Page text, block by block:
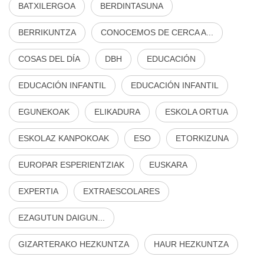
BATXILERGOA BERDINTASUNA
BERRIKUNTZA CONOCEMOS DE CERCA A...
COSAS DEL DÍA DBH EDUCACIÓN
EDUCACIÓN INFANTIL EDUCACIÓN INFANTIL
EGUNEKOAK ELIKADURA ESKOLA ORTUA
ESKOLAZ KANPOKOAK ESO ETORKIZUNA
EUROPAR ESPERIENTZIAK EUSKARA
EXPERTIA EXTRAESCOLARES
EZAGUTUN DAIGUN...
GIZARTERAKO HEZKUNTZA HAUR HEZKUNTZA